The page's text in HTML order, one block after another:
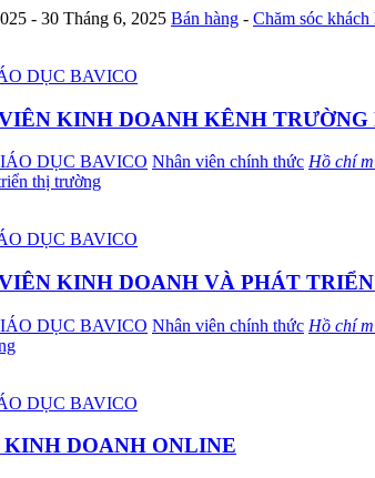
- 30 Tháng 6, 2025 Bán hàng - Chăm sóc khách
KINH DOANH KÊNH TRƯỜNG
DỤC BAVICO Nhân viên chính thức Hồ chí
thị trường
KINH DOANH VÀ PHÁT
DỤC BAVICO Nhân viên chính thức Hồ chí
DOANH ONLINE